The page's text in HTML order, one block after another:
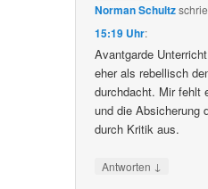
Norman Schultz
15:19 Uhr:
Avantgarde
eher als rebellisch
durchdacht. Mir fehlt
und die Absicherung
durch Kritik aus.
Antworten ↓